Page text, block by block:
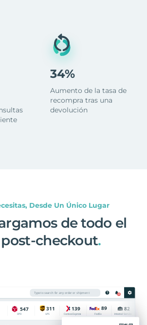
34%
Aumento de la tasa de
recompra tras una
devolución
Desde Un Único Lugar
de todo el
checkout.